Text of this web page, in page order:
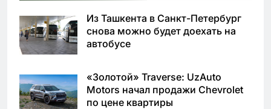
Из Ташкента в Санкт-Петербург
снова можно будет доехать на
автобусе
«Золотой» Traverse: UzAuto
Motors начал продажи Chevrolet
по цене квартиры